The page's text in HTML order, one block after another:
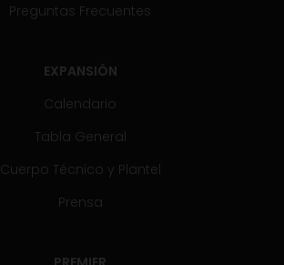
Preguntas Frecuentes
EXPANSIÓN
Calendario
Tabla General
Cuerpo Técnico y Plantel
Prensa